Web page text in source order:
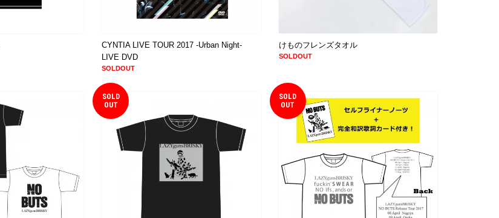
CYNTIA LIVE TOUR 2017 -Urban Night-
LIVE DVD
SOLDOUT
けものフレンズタオル
SOLDOUT
SOLD
OUT
SOLD
OUT